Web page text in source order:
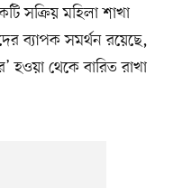
সক্রিয় মহিলা শাখা
ব্যাপক সমর্থন রয়েছে,
হওয়া থেকে বারিত রাখা